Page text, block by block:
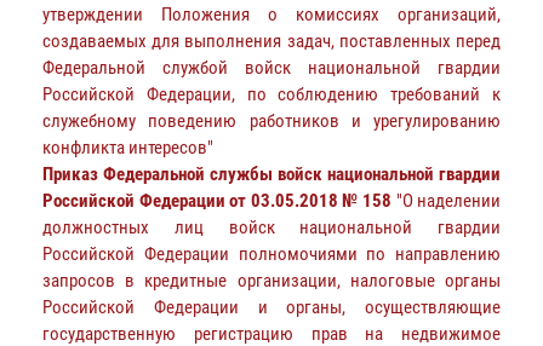
утверждении Положения о комиссиях организаций,
создаваемых для выполнения задач, поставленных перед
Федеральной службой войск национальной гвардии
Российской Федерации, по соблюдению требований к
служебному поведению работников и урегулированию
конфликта интересов"
Приказ Федеральной службы войск национальной гвардии
Российской Федерации от 03.05.2018 № 158 "О наделении
должностных лиц войск национальной гвардии
Российской Федерации полномочиями по направлению
запросов в кредитные организации, налоговые органы
Российской Федерации и органы, осуществляющие
государственную регистрацию прав на недвижимое